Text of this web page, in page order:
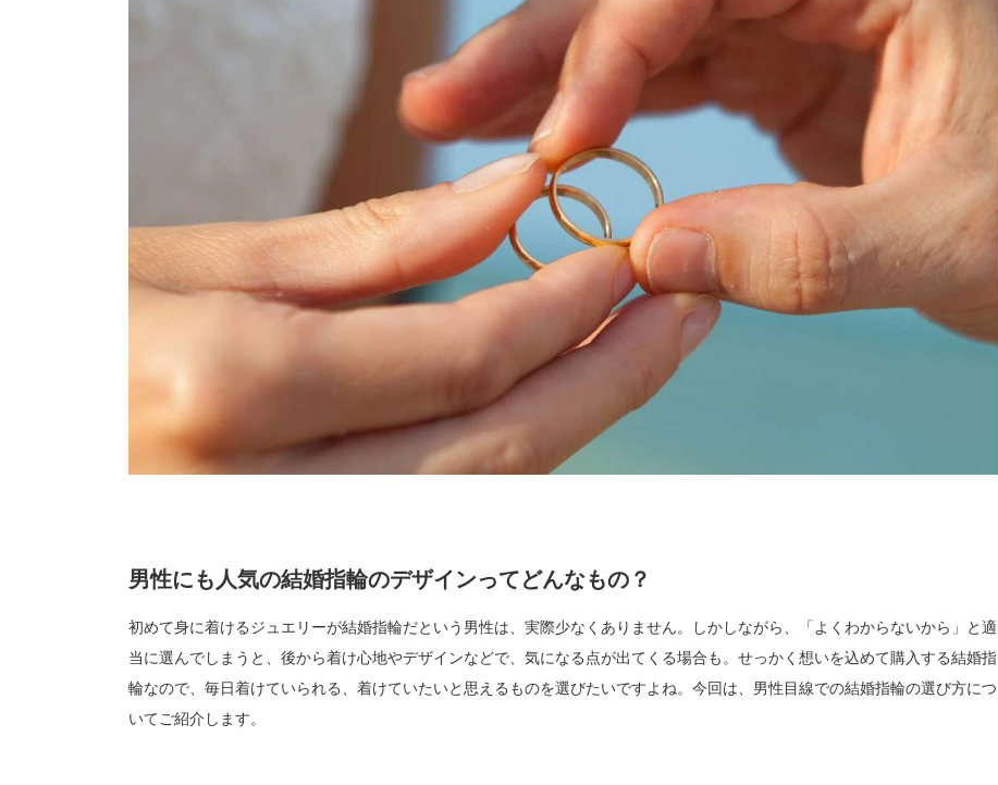
ショップ
店舗一覧
ご来店予約について
男性にも人気の結婚指輪のデザインってどんなもの？
初めて身に着けるジュエリーが結婚指輪だという男性は、実際少なくありません。しかしながら、「よくわからないから」と適
当に選んでしまうと、後から着け心地やデザインなどで、気になる点が出てくる場合も。せっかく想いを込めて購入する結婚指
輪なので、毎日着けていられる、着けていたいと思えるものを選びたいですよね。今回は、男性目線での結婚指輪の選び方につ
いてご紹介します。